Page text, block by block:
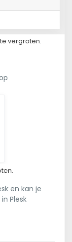
vergroten.
en kan je
Plesk